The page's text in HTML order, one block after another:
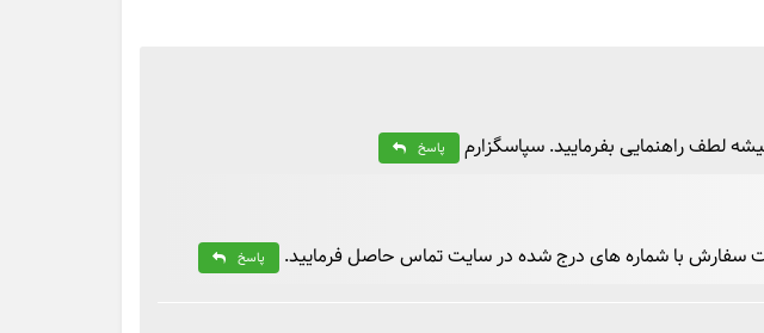
لطف راهنمایی بفرمایید. سپاسگزارم پاسخ
سفارش با شماره های درج شده در سایت تماس حاصل فرمایید. پاسخ